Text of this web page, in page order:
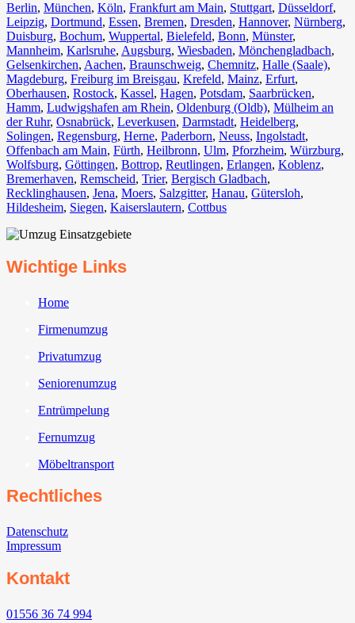
Berlin⁠, München, Köln⁠, Frankfurt am Main, Stuttgart, Düsseldorf,
Leipzig, Dortmund, Essen, Bremen, Dresden, Hannover, Nürnberg,
Duisburg⁠, Bochum, Wuppertal⁠, Bielefeld⁠, Bonn⁠, Münster⁠,
Mannheim, Karlsruhe, Augsburg, Wiesbaden⁠, Mönchengladbach⁠,
Gelsenkirchen⁠, Aachen⁠, Braunschweig, Chemnitz⁠, Halle (Saale)⁠,
Magdeburg, Freiburg im Breisgau⁠, Krefeld⁠, Mainz⁠, Erfurt,
Oberhausen⁠, Rostock⁠, Kassel⁠, Hagen, Potsdam, Saarbrücken⁠,
Hamm, Ludwigshafen am Rhein⁠, Oldenburg (Oldb), Mülheim an
der Ruhr, Osnabrück⁠, Leverkusen, Darmstadt⁠, Heidelberg,
Solingen, Regensburg, Herne⁠, Paderborn, Neuss, Ingolstadt,
Offenbach am Main, Fürth⁠, Heilbronn, Ulm⁠, Pforzheim, Würzburg,
Wolfsburg⁠, Göttingen, Bottrop, Reutlingen, Erlangen⁠, Koblenz,
Bremerhaven⁠, Remscheid, Trier⁠, Bergisch Gladbach,
Recklinghausen, Jena⁠, Moers⁠, Salzgitter⁠, Hanau, Gütersloh,
Hildesheim⁠, Siegen⁠, Kaiserslautern⁠, Cottbus⁠
Wichtige Links
Home
Firmenumzug
Privatumzug
Seniorenumzug
Entrümpelung
Fernumzug
Möbeltransport
Rechtliches
Datenschutz
Impressum
Kontakt
01556 36 74 994